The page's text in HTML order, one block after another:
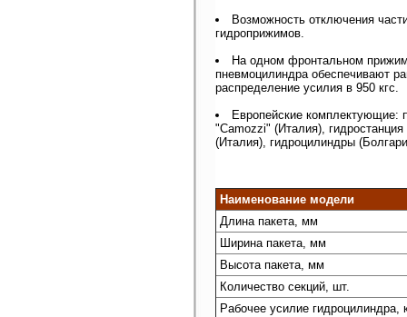
Возможность отключения
гидроприжимов.
На одном фронтальном
пневмоцилиндра обеспечивают
распределение усилия в 950 кгс.
Европейские комплектующие:
"Camozzi" (Италия),
(Италия), гидроцилиндры
Наименование модели
Длина пакета, мм
Ширина пакета, мм
Высота пакета, мм
Количество секций, шт.
Рабочее усилие гидроцилиндра,